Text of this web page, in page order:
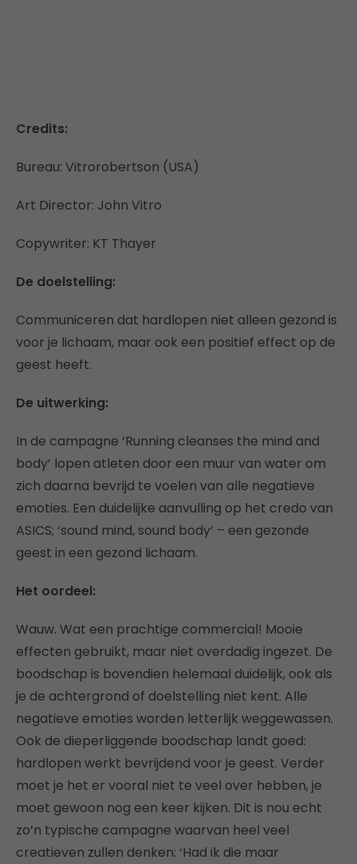
Credits:
Bureau: Vitrorobertson (USA)
Art Director: John Vitro
Copywriter: KT Thayer
De doelstelling:
Communiceren dat hardlopen niet alleen gezond is
voor je lichaam, maar ook een positief effect op de
geest heeft.
De uitwerking:
In de campagne ‘Running cleanses the mind and
body’ lopen atleten door een muur van water om
zich daarna bevrijd te voelen van alle negatieve
emoties. Een duidelijke aanvulling op het credo van
ASICS; ‘sound mind, sound body’ – een gezonde
geest in een gezond lichaam.
Het oordeel:
Wauw. Wat een prachtige commercial! Mooie
effecten gebruikt, maar niet overdadig ingezet. De
boodschap is bovendien helemaal duidelijk, ook als
je de achtergrond of doelstelling niet kent. Alle
negatieve emoties worden letterlijk weggewassen.
Ook de dieperliggende boodschap landt goed:
hardlopen werkt bevrijdend voor je geest. Verder
moet je het er vooral niet te veel over hebben, je
moet gewoon nog een keer kijken. Dit is nou echt
zo’n typische campagne waarvan heel veel
creatieven zullen denken: ‘Had ik die maar